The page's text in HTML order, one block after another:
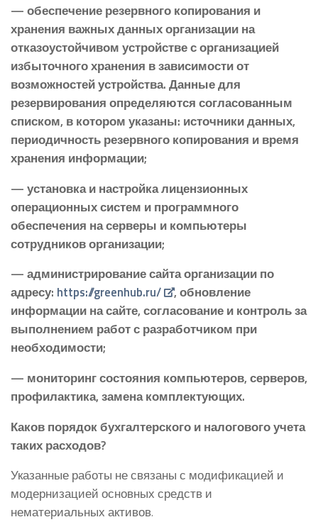
— обеспечение резервного копирования и
хранения важных данных организации на
отказоустойчивом устройстве с организацией
избыточного хранения в зависимости от
возможностей устройства. Данные для
резервирования определяются согласованным
списком, в котором указаны: источники данных,
периодичность резервного копирования и время
хранения информации;
— установка и настройка лицензионных
операционных систем и программного
обеспечения на серверы и компьютеры
сотрудников организации;
— администрирование сайта организации по
адресу: https://greenhub.ru/
, обновление
информации на сайте, согласование и контроль за
выполнением работ с разработчиком при
необходимости;
— мониторинг состояния компьютеров, серверов,
профилактика, замена комплектующих.
Каков порядок бухгалтерского и налогового учета
таких расходов?
Указанные работы не связаны с модификацией и
модернизацией основных средств и
нематериальных активов.